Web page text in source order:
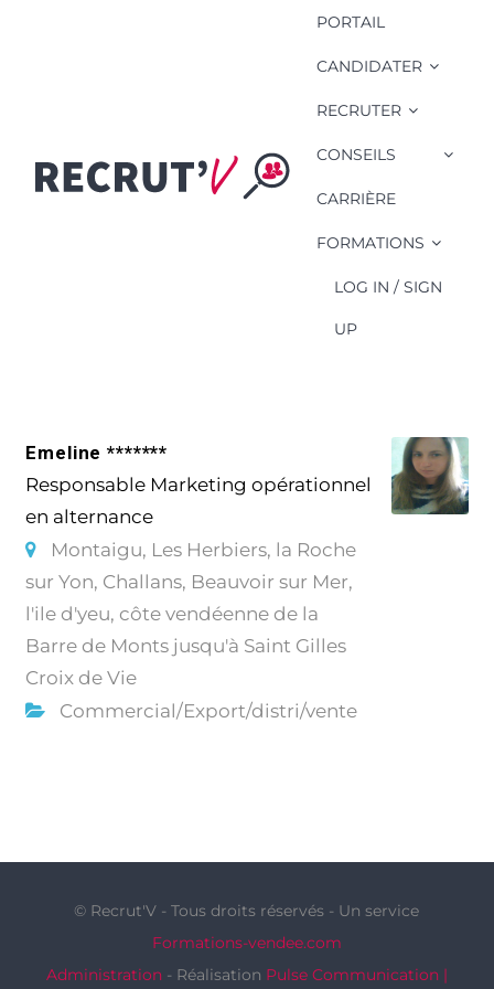
PORTAIL
CANDIDATER
RECRUTER
CONSEILS
CARRIÈRE
FORMATIONS
LOG IN / SIGN
UP
Compétence
Candidat: Maitrise
du pack office et
Emeline *******
Responsable Marketing opérationnel
en alternance
Montaigu, Les Herbiers, la Roche
sur Yon, Challans, Beauvoir sur Mer,
l'ile d'yeu, côte vendéenne de la
Barre de Monts jusqu'à Saint Gilles
Croix de Vie
Commercial/Export/distri/vente
© Recrut'V - Tous droits réservés - Un service
Formations-vendee.com
Administration- Réalisation Pulse Communication |